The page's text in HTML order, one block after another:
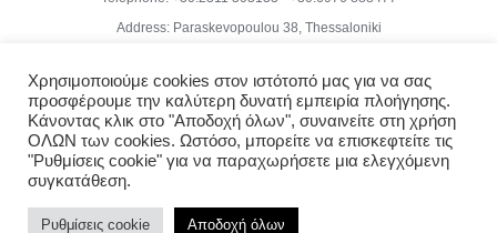
Address: Paraskevopoulou 38, Thessaloniki
© Copyright 2026 | Becube – Garipis Thomas | All Rights
Reserved | Website DesignVdesigns.gr
Rodoula Mihailidiou - Copywriter
Privacy Policy & GDPR Compliance
Χρησιμοποιούμε cookies στον ιστότοπό μας για να σας
προσφέρουμε την καλύτερη δυνατή εμπειρία πλοήγησης.
Κάνοντας κλικ στο "Αποδοχή όλων", συναινείτε στη χρήση
ΟΛΩΝ των cookies. Ωστόσο, μπορείτε να επισκεφτείτε τις
"Ρυθμίσεις cookie" για να παραχωρήσετε μια ελεγχόμενη
συγκατάθεση.
Ρυθμίσεις cookie Αποδοχή όλων